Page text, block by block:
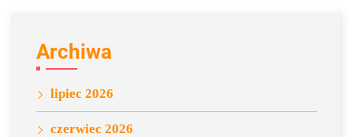
Archiwa
lipiec 2026
czerwiec 2026